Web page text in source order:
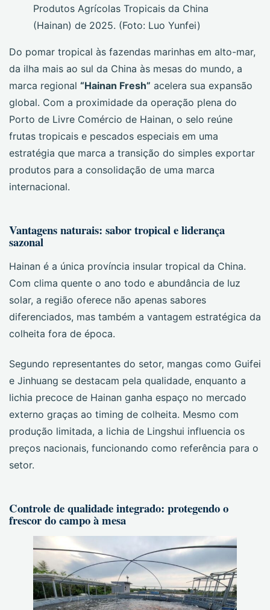
Produtos Agrícolas Tropicais da China
(Hainan) de 2025. (Foto: Luo Yunfei)
Do pomar tropical às fazendas marinhas em alto-mar,
da ilha mais ao sul da China às mesas do mundo, a
marca regional “Hainan Fresh” acelera sua expansão
global. Com a proximidade da operação plena do
Porto de Livre Comércio de Hainan, o selo reúne
frutas tropicais e pescados especiais em uma
estratégia que marca a transição do simples exportar
produtos para a consolidação de uma marca
internacional.
Vantagens naturais: sabor tropical e liderança
sazonal
Hainan é a única província insular tropical da China.
Com clima quente o ano todo e abundância de luz
solar, a região oferece não apenas sabores
diferenciados, mas também a vantagem estratégica da
colheita fora de época.
Segundo representantes do setor, mangas como Guifei
e Jinhuang se destacam pela qualidade, enquanto a
lichia precoce de Hainan ganha espaço no mercado
externo graças ao timing de colheita. Mesmo com
produção limitada, a lichia de Lingshui influencia os
preços nacionais, funcionando como referência para o
setor.
Controle de qualidade integrado: protegendo o
frescor do campo à mesa